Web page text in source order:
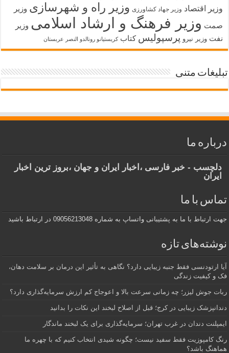
وزیر اقتصاد وزیر جهاد کشاورزی وزیر راه و شهرسازی وزیر
صمت وزیر فرهنگ و ارشاد اسلامی وزیر
نفت وزیر نیرو پرسپولیس کتاب کریستیانو رونالدو النصر عربستان
تبلیغات متنی
درباره ما
دلچسب - خبر فارسی ،اخبار ایران و جهان ،بروز ترین اخبار
ایران
تماس با ما
جهت ارتباط با ما به پشتیبانی واتساپ به شماره 09056213048 در ارتباط باشید
نوشته‌های تازه
آیا ارتودنسی فقط جنبه زیبایی دارد؟ نگاهی به تأثیر این درمان بر سلامت دهان،
فک و کیفیت زندگی
ربات جوش لیزر؛ چه زمانی سرعت بالا و اعوجاج کم ارزش سرمایه‌گذاری دارد؟
دندانپزشک زیبایی در کرج؛ قبل از اصلاح لبخند این نکات را بدانید
ایمپلنت دندان در غرب تهران؛ سرمایه‌گذاری برای یک لبخند ماندگار
رنگ کامپوزیت فقط سفید نیست؛ چگونه شیدی انتخاب کنیم که با چهره ما
هماهنگ باشد؟